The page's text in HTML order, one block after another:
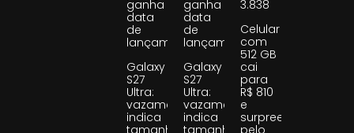
ganha
data
de
lançamento
Galaxy
S27
Ultra:
vazamento
indica
tamanho
ganha
data
de
lançamento
Galaxy
S27
Ultra:
vazamento
indica
tamanho
3.838
Celular
com
512 GB
cai
para
R$ 810
e
surpreende
pelo